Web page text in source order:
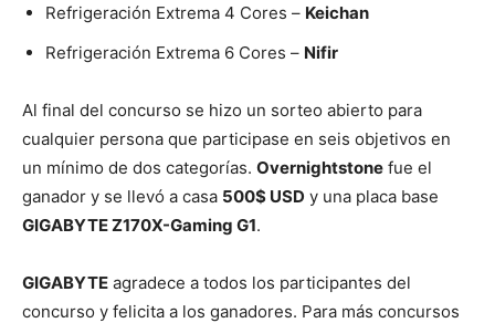
Refrigeración Extrema 4 Cores – Keichan
Refrigeración Extrema 6 Cores – Nifir
Al final del concurso se hizo un sorteo abierto para
cualquier persona que participase en seis objetivos en
un mínimo de dos categorías. Overnightstone fue el
ganador y se llevó a casa 500$ USD y una placa base
GIGABYTE Z170X-Gaming G1.
GIGABYTE agradece a todos los participantes del
concurso y felicita a los ganadores. Para más concursos